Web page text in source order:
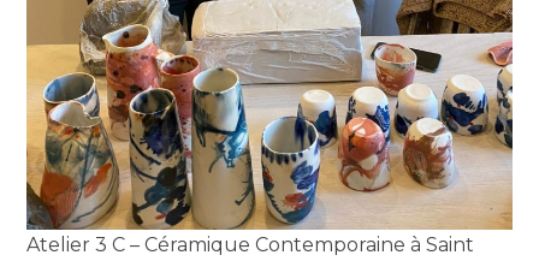
Atelier 3 C – Céramique Contemporaine à Saint